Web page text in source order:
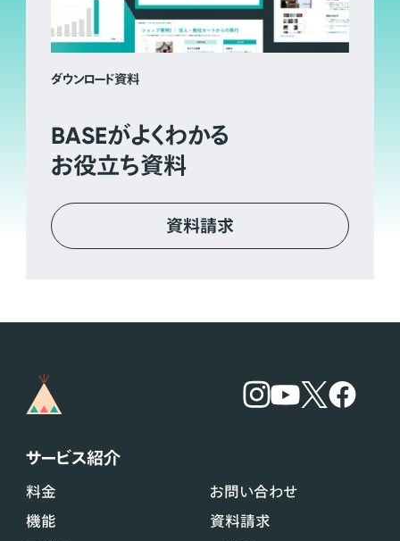
ダウンロード資料
BASEがよくわかる
お役立ち資料
資料請求
サービス紹介
料金
機能
お問い合わせ
資料請求